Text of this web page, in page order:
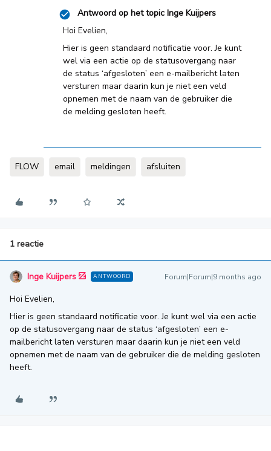
Antwoord op het topic Inge Kuijpers
Hoi Evelien,
Hier is geen standaard notificatie voor. Je kunt
wel via een actie op de statusovergang naar
de status ‘afgesloten’ een e-mailbericht laten
versturen maar daarin kun je niet een veld
opnemen met de naam van de gebruiker die
de melding gesloten heeft.
FLOW email meldingen afsluiten
1 reactie
Inge Kuijpers ANTWOORD Forum|Forum|9 months ago
Hoi Evelien,
Hier is geen standaard notificatie voor. Je kunt wel via een actie
op de statusovergang naar de status ‘afgesloten’ een e-
mailbericht laten versturen maar daarin kun je niet een veld
opnemen met de naam van de gebruiker die de melding gesloten
heeft.